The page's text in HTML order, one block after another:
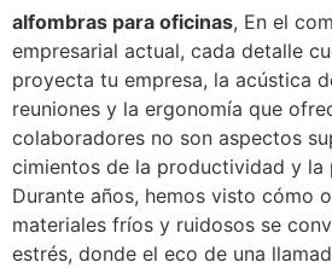
alfombras para oficinas, En el
empresarial actual, cada detalle
proyecta tu empresa, la acústica
reuniones y la ergonomía que
colaboradores no son aspectos
cimientos de la productividad y la
Durante años, hemos visto cómo
materiales fríos y ruidosos se
estrés, donde el eco de una